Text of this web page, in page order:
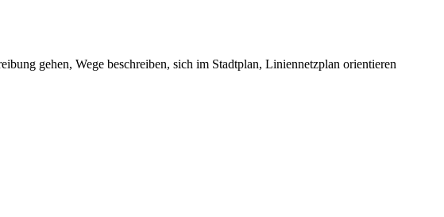
gehen, Wege beschreiben, sich im Stadtplan, Liniennetzplan orientieren